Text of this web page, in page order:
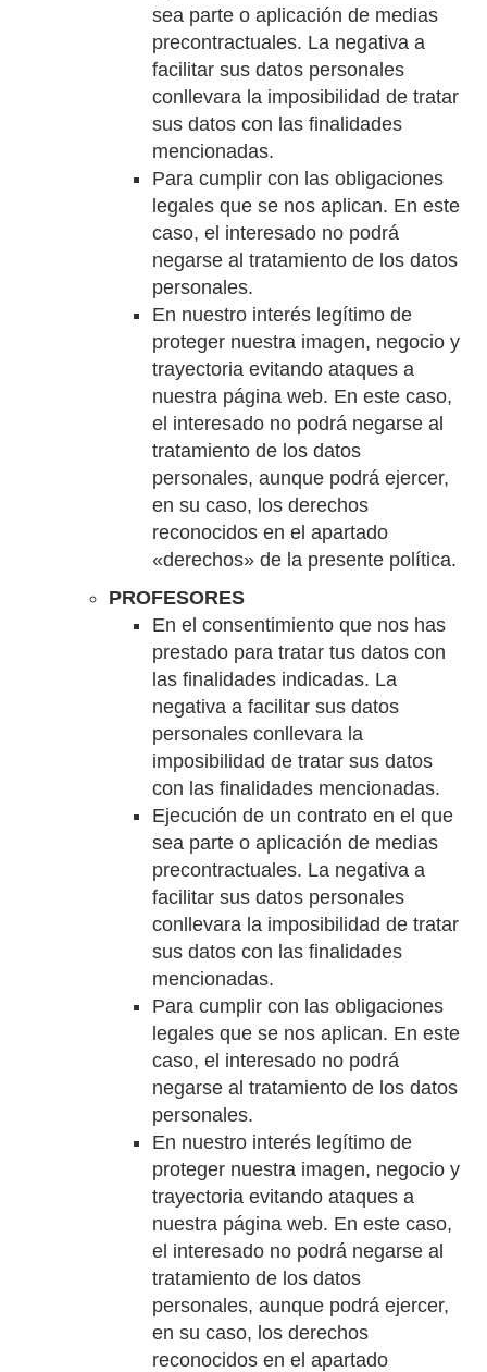
sea parte o aplicación de medias
precontractuales. La negativa a
facilitar sus datos personales
conllevara la imposibilidad de tratar
sus datos con las finalidades
mencionadas.
Para cumplir con las obligaciones
legales que se nos aplican. En este
caso, el interesado no podrá
negarse al tratamiento de los datos
personales.
En nuestro interés legítimo de
proteger nuestra imagen, negocio y
trayectoria evitando ataques a
nuestra página web. En este caso,
el interesado no podrá negarse al
tratamiento de los datos
personales, aunque podrá ejercer,
en su caso, los derechos
reconocidos en el apartado
«derechos» de la presente política.
PROFESORES
En el consentimiento que nos has
prestado para tratar tus datos con
las finalidades indicadas. La
negativa a facilitar sus datos
personales conllevara la
imposibilidad de tratar sus datos
con las finalidades mencionadas.
Ejecución de un contrato en el que
sea parte o aplicación de medias
precontractuales. La negativa a
facilitar sus datos personales
conllevara la imposibilidad de tratar
sus datos con las finalidades
mencionadas.
Para cumplir con las obligaciones
legales que se nos aplican. En este
caso, el interesado no podrá
negarse al tratamiento de los datos
personales.
En nuestro interés legítimo de
proteger nuestra imagen, negocio y
trayectoria evitando ataques a
nuestra página web. En este caso,
el interesado no podrá negarse al
tratamiento de los datos
personales, aunque podrá ejercer,
en su caso, los derechos
reconocidos en el apartado